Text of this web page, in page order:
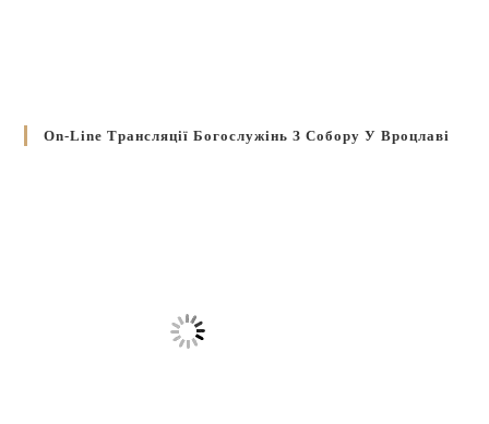
On-Line Трансляції Богослужінь З Собору У Вроцлаві